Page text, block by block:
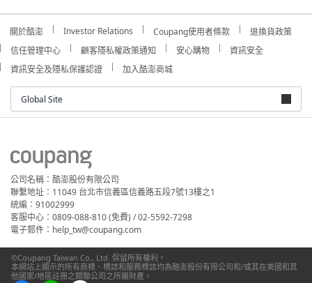
關於酷澎 Investor Relations Coupang使用者條款
退換貨政策
信任管理中心
顧客隱私權政策通知 安心購物
資訊安全
資訊安全及隱私保護認證
加入酷澎商城
Global Site
公司名稱：酷澎股份有限公司
聯繫地址：11049 台北市信義區信義路五段7號13樓之1
統編：91002999
客服中心：0809-088-810 (免費) / 02-5592-7298
電子郵件：help_tw@coupang.com
©Coupang Taiwan Co., Ltd. 保留所有權利。
本網站上顯示的所有商標、標誌和服務標誌均為酷澎股份有限公司和/或其在美國和其
他國家/地區註冊之關聯公司之所屬財產。